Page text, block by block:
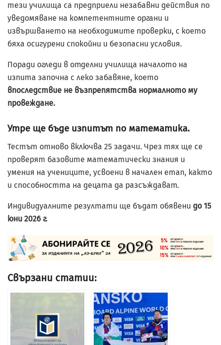
тези училища са предприели незабавни действия по
уведомяване на компетентните органи и
извършването на необходимите проверки, с което
бяха осигурени спокойни и безопасни условия.
Поради огледи в отделни училища началото на
изпита започна с леко забавяне, което
впоследствие не възпрепятства нормалното му
провеждане.
Утре ще бъде изпитът по математика.
Тестът отново включва 25 задачи. Чрез тях ще се
проверят базовите математически знания и
умения на учениците, усвоени в начален етап, както
и способността на децата да разсъждават.
Индивидуалните резултати ще бъдат обявени до 15
юни 2026 г.
Свързани статии: